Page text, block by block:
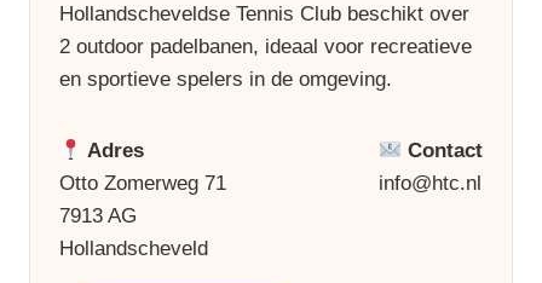
Hollandscheveldse Tennis Club beschikt over
2 outdoor padelbanen, ideaal voor recreatieve
en sportieve spelers in de omgeving.
Adres
Otto Zomerweg 71
7913 AG
Hollandscheveld
Contact
info@htc.nl